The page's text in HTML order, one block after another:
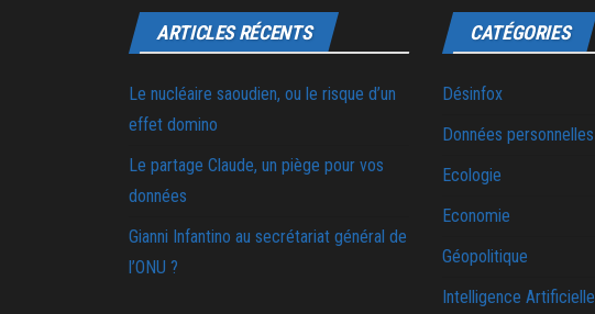
ARTICLES RÉCENTS
Le nucléaire saoudien, ou le risque d’un
effet domino
Le partage Claude, un piège pour vos
données
Gianni Infantino au secrétariat général de
l’ONU ?
CATÉGORIES
Désinfox
Données personnelles
Ecologie
Economie
Géopolitique
Intelligence Artificielle